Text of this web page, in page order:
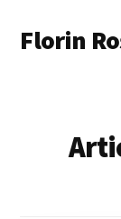
main
menu
Florin